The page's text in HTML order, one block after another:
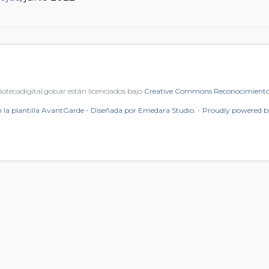
están licenciados bajo Creative Commons
la plantilla AvantGarde - Diseñada por Emedara Studio. - Proudly powered